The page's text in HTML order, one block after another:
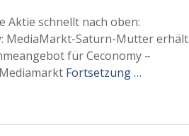
schnellt nach oben:
MediaMarkt-Saturn-Mutter erhält
für Ceconomy –
Fortsetzung …